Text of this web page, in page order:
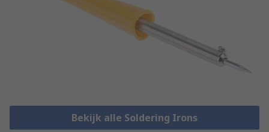
Bekijk alle Soldering Irons